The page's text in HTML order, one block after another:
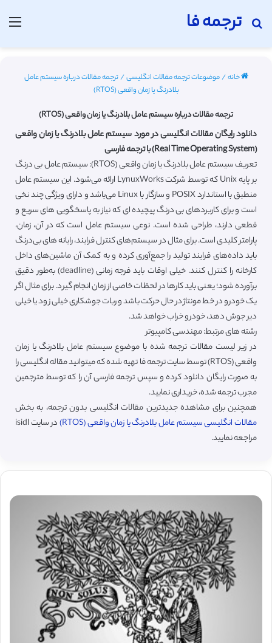
ترجمه فا
جستجو برای
خانه/موضوعات ترجمه مقالات انگلیسی/ترجمه مقالات درباره سیستم عامل
بلادرنگ یا زمان واقعی (RTOS)
ترجمه مقالات درباره سیستم عامل بلادرنگ یا زمان واقعی (RTOS)
دانلود رایگان مقالات انگلیسی در مورد سیستم عامل بلادرنگ یا زمان واقعی
(Real Time Operating System) با ترجمه فارسی
تعریف سیستم عامل بلادرنگ یا زمان واقعی (RTOS): سیستم عامل بی درنگ
بر پایه Unix که توسط شرکت LynuxWorks ارائه می‌شود. این سیستم عامل
منطبق با استاندارد POSIX و سازگار با Linux می‌باشد و دارای ویژگی چند نخی
است و برای کاربردهای بی درنگ پیچیده ای که نیاز به پاسخگویی های سریع و
قطعی دارند، طراحی شده است. نوعی سیستم عامل است که در آن، زمان،
پارامتر کلیدی است. برای مثال در سیستم‌های کنترل فرایند، رایانه های بی‌درنگ
باید داده‌های فرایند تولید را جمع‌آوری کرده و به کمک آن ماشین‌های داخل
کارخانه را کنترل کنند. خیلی اوقات باید فرجه زمانی (deadline) به‌طور دقیق
برآورده شود؛ یعنی باید کارها در لحظات خاصی از زمان انجام گیرد. برای مثال اگر
یک خودرو در خط مونتاژ در حال حرکت باشد و ربات جوشکاری خیلی زود یا خیلی
دیر جوش دهد، خودرو خراب خواهد شد.
رشته های مرتبط: مهندسی کامپیوتر
در زیر لیست مقالات ترجمه شده با موضوع سیستم عامل بلادرنگ یا زمان
واقعی (RTOS) توسط سایت ترجمه فا تهیه شده که میتوانید مقاله انگلیسی را
به صورت رایگان دانلود کرده و سپس ترجمه فارسی آن را که توسط مترجمین
مجرب ترجمه شده، خریداری نمایید.
همچنین برای مشاهده جدیدترین مقالات انگلیسی بدون ترجمه، به بخش
مقالات انگلیسی سیستم عامل بلادرنگ یا زمان واقعی (RTOS)
در سایت isidl
مراجعه نمایید.